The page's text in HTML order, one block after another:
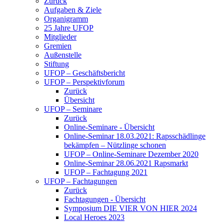
Aufgaben & Ziele
Organigramm
25 Jahre UFOP
Mitglieder
Gremien
Außenstelle
Stiftung
UFOP – Geschäftsbericht
UFOP – Perspektivforum
Zurück
Übersicht
UFOP – Seminare
Zurück
Online-Seminare - Übersicht
Online-Seminar 18.03.2021: Rapsschädlinge
bekämpfen – Nützlinge schonen
UFOP – Online-Seminare Dezember 2020
Online-Seminar 28.06.2021 Rapsmarkt
UFOP – Fachtagung 2021
UFOP – Fachtagungen
Zurück
Fachtagungen - Übersicht
Symposium DIE VIER VON HIER 2024
Local Heroes 2023